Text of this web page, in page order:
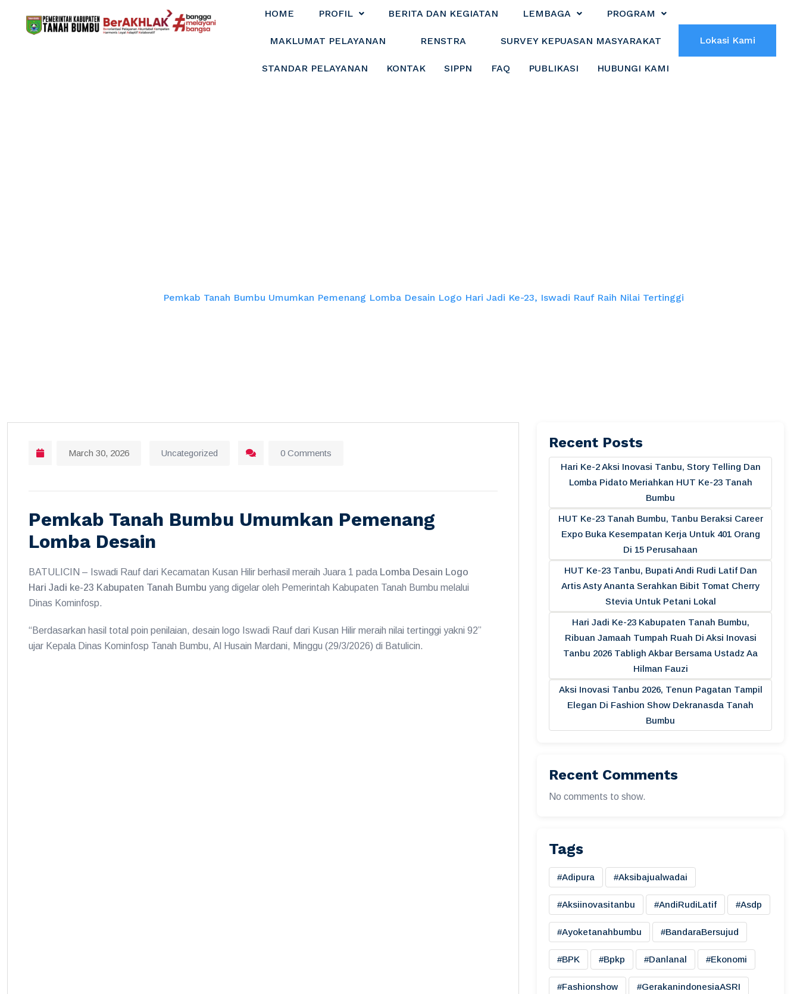
HOME PROFIL BERITA DAN KEGIATAN LEMBAGA PROGRAM
MAKLUMAT PELAYANAN RENSTRA SURVEY KEPUASAN MASYARAKAT
STANDAR PELAYANAN KONTAK SIPPN FAQ PUBLIKASI HUBUNGI KAMI
Lokasi Kami
Pemkab Tanah Bumbu Umumkan Pemenang Lomba Desain Logo Hari Jadi Ke-23, Iswadi Rauf Raih Nilai Tertinggi
March 30, 2026 Uncategorized 0 Comments
Pemkab Tanah Bumbu Umumkan Pemenang
Lomba Desain
BATULICIN – Iswadi Rauf dari Kecamatan Kusan Hilir berhasil meraih Juara 1 pada Lomba Desain Logo
Hari Jadi ke-23 Kabupaten Tanah Bumbu yang digelar oleh Pemerintah Kabupaten Tanah Bumbu melalui
Dinas Kominfosp.
“Berdasarkan hasil total poin penilaian, desain logo Iswadi Rauf dari Kusan Hilir meraih nilai tertinggi yakni 92”
ujar Kepala Dinas Kominfosp Tanah Bumbu, Al Husain Mardani, Minggu (29/3/2026) di Batulicin.
Recent Posts
Hari Ke-2 Aksi Inovasi Tanbu, Story Telling Dan
Lomba Pidato Meriahkan HUT Ke-23 Tanah
Bumbu
HUT Ke-23 Tanah Bumbu, Tanbu Beraksi Career
Expo Buka Kesempatan Kerja Untuk 401 Orang
Di 15 Perusahaan
HUT Ke-23 Tanbu, Bupati Andi Rudi Latif Dan
Artis Asty Ananta Serahkan Bibit Tomat Cherry
Stevia Untuk Petani Lokal
Hari Jadi Ke-23 Kabupaten Tanah Bumbu,
Ribuan Jamaah Tumpah Ruah Di Aksi Inovasi
Tanbu 2026 Tabligh Akbar Bersama Ustadz Aa
Hilman Fauzi
Aksi Inovasi Tanbu 2026, Tenun Pagatan Tampil
Elegan Di Fashion Show Dekranasda Tanah
Bumbu
Recent Comments
No comments to show.
Tags
#adipura #aksibajualwadai
#aksiinovasitanbu #AndiRudiLatif #asdp
#ayoketanahbumbu #BandaraBersujud
#BPK #bpkp #danlanal #ekonomi
#fashionshow #gerakanindonesiaASRI